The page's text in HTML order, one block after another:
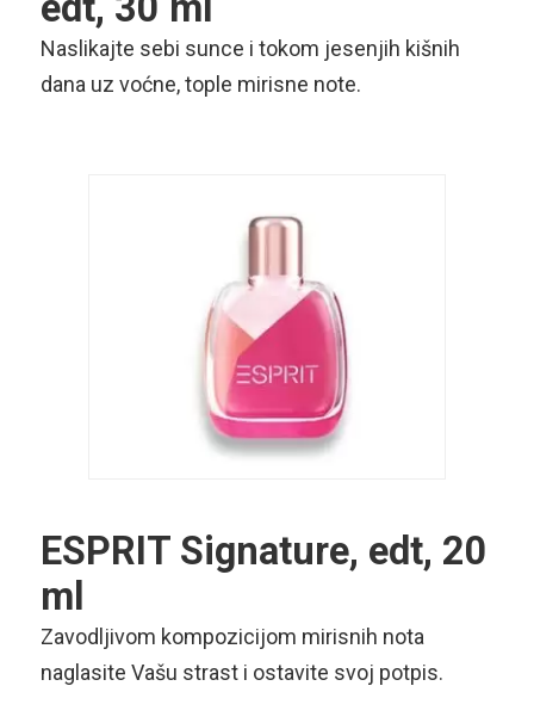
Naslikajte sebi sunce i tokom jesenjih kišnih
dana uz voćne, tople mirisne note.
ESPRIT Signature, edt, 20
ml
Zavodljivom kompozicijom mirisnih nota
naglasite Vašu strast i ostavite svoj potpis.